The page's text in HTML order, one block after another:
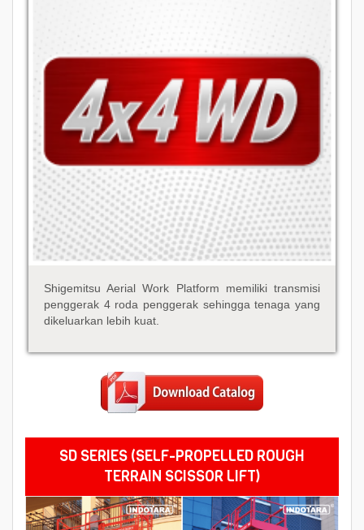
Shigemitsu Aerial Work Platform memiliki transmisi
penggerak 4 roda penggerak sehingga tenaga yang
dikeluarkan lebih kuat.
SD SERIES (SELF-PROPELLED ROUGH
TERRAIN SCISSOR LIFT)